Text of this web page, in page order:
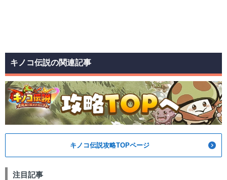
キノコ伝説の関連記事
キノコ伝説攻略TOPページ
注目記事